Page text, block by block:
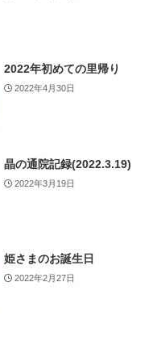
2022年初めての里帰り
2022年4月30日
晶の通院記録(2022.3.19)
2022年3月19日
姫さまのお誕生日
2022年2月27日